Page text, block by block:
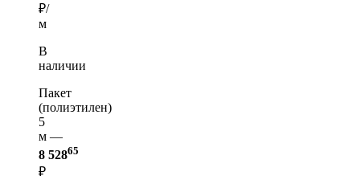
₽/
м
В
наличии
Пакет
(полиэтилен)
5
м —
8 52865
₽